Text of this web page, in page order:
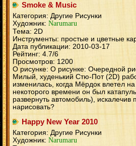
Smoke & Music
Категория: Другие Рисунки
Художник: Narumaru
Тема: 2D
Инструменты: простые и цветные
Дата публикации: 2010-03-17
Рейтинг: 4.7/6
Просмотров: 1200
О рисунке: О рисунке: Очередной
Милый, худенький Стю-Пот (2D)
изменилась, когда Мёрдок влетел
некоторого времени он был
развернуть автомобиль),
нарисовать?
Happy New Year 2010
Категория: Другие Рисунки
Художник: Narumaru